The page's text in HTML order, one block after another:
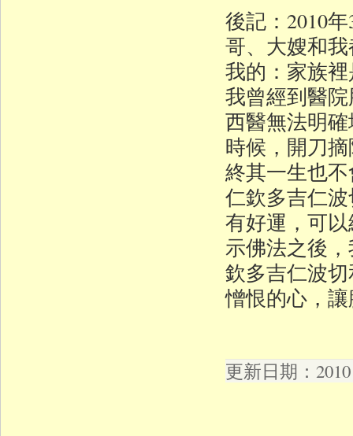
後記：2010
哥、大嫂和
我的：家族
我曾經到醫
西醫無法明
時候，開刀
終其一生也
仁欽多吉仁
有好運，可
示佛法之後
欽多吉仁波
憎恨的心，
更新日期：